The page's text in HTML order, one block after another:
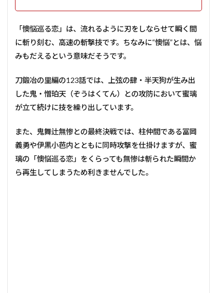
「懊悩巡る恋」は、流れるように刃をしならせて瞬く間
に斬り刻む、高速の斬撃技です。ちなみに“懊悩”とは、悩
みもだえるという意味だそうです。
刀鍛冶の里編の123話では、上弦の肆・半天狗が生み出
した鬼・憎珀天（ぞうはくてん）との攻防において蜜璃
が立て続けに技を繰り出しています。
また、鬼舞辻無惨との最終決戦では、柱仲間である冨岡
義勇や伊黒小芭内とともに同時攻撃を仕掛けますが、蜜
璃の「懊悩巡る恋」をくらっても無惨は斬られた瞬間か
ら再生してしまうため利きませんでした。